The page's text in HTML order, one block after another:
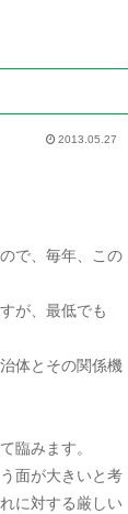
2013.05.27
で、毎年、この
が、最低でも
体とその関係機
臨みます。
面が大きいと考
に対する厳しい